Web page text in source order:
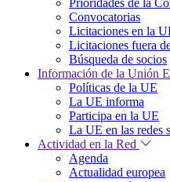
Prioridades de la
Convocatorias
Licitaciones en la
Licitaciones fuera
Búsqueda de socios
Información de la Unión
Políticas de la UE
La UE informa
Participa en la UE
La UE en las redes
Actividad en la Red
Agenda
Actualidad europea